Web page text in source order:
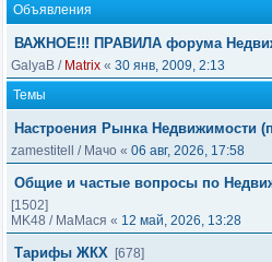
Объявления
ВАЖНОЕ!!! ПРАВИЛА форума
GalyaB / Matrix « 30 янв, 2009, 2:13
Темы
Настроения Рынка Недвижимости
zamestitell
/ Мачо « 06 авг, 2026, 17:58
Общие и частые вопросы по
[1502]
MK48 / МаМася « 12 май, 2026, 13:28
Тарифы ЖКХ [678]